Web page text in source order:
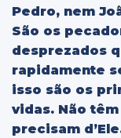
Pedro, nem
São os
desprezados
rapidamente
isso são os
vidas. Não
precisam